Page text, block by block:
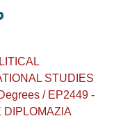
STUDIES
/ EP2449 -
DIPLOMAZIA